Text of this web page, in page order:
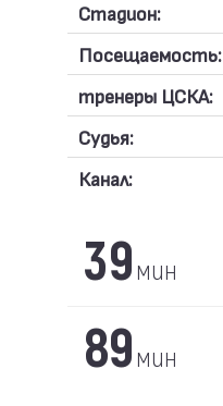
Стадион:
Посещаемость:
тренеры ЦСКА:
Судья:
Канал:
39мин
89мин